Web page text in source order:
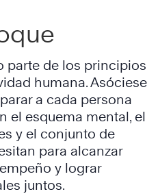
parte de los principios
humana. Asóciese
a cada persona
el esquema mental, el
y el conjunto de
para alcanzar
y lograr
juntos.